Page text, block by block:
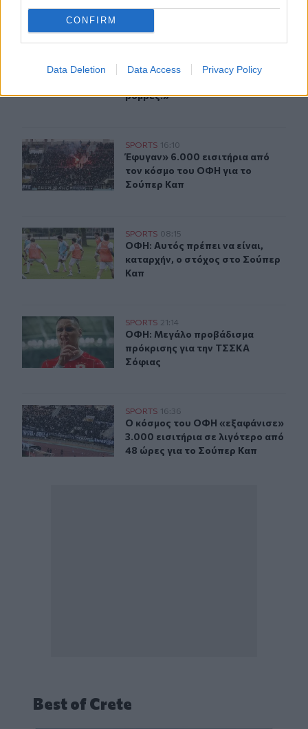
CONFIRM
Data Deletion Data Access Privacy Policy
Aποκαλύψεις σοκ για απειλές θανάτου στο Μουντιάλ:
SPORTS 17:24
θανάτου στο Μουντιάλ: «Θα
βόμβες!»
Έφυγαν» 6.000 εισιτήρια από τον κόσμο του ΟΦΗ για
SPORTS 16:10
Έφυγαν» 6.000 εισιτήρια από τον
Έφυγαν» 6.000 εισιτήρια από
τον κόσμο του ΟΦΗ για το
Σούπερ Καπ
ΟΦΗ: Αυτός πρέπει να είναι, καταρχήν, ο στόχος στο
SPORTS 08:15
ΟΦΗ: Αυτός πρέπει να είναι,
ΟΦΗ: Αυτός πρέπει να είναι,
καταρχήν, ο στόχος στο Σούπερ
Καπ
ΟΦΗ: Μεγάλο προβάδισμα πρόκρισης για την ΤΣΣΚΑ
SPORTS 21:14
ΟΦΗ: Μεγάλο προβάδισμα
ΟΦΗ: Μεγάλο προβάδισμα
πρόκρισης για την ΤΣΣΚΑ
Σόφιας
Ο κόσμος του ΟΦΗ «εξαφάνισε» 3.000 εισιτήρια σε
SPORTS 16:36
Ο κόσμος του ΟΦΗ «εξαφάνισε»
Ο κόσμος του ΟΦΗ «εξαφάνισε»
3.000 εισιτήρια σε λιγότερο από
48 ώρες για το Σούπερ Καπ
Best of Crete